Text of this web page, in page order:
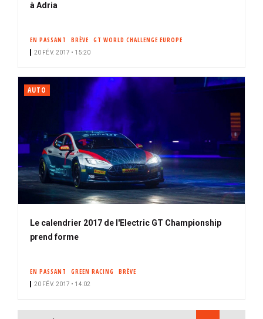
à Adria
EN PASSANT BRÈVE GT WORLD CHALLENGE EUROPE
20 FÉV. 2017 • 15:20
AUTO
Le calendrier 2017 de l'Electric GT Championship
prend forme
EN PASSANT GREEN RACING BRÈVE
20 FÉV. 2017 • 14:02